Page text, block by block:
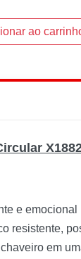
ao
e
resistente,
em